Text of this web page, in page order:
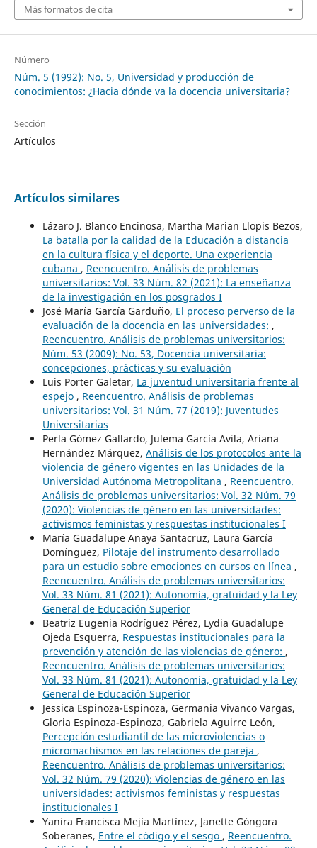
Más formatos de cita
Número
Núm. 5 (1992): No. 5, Universidad y producción de
conocimientos: ¿Hacia dónde va la docencia universitaria?
Sección
Artículos
Artículos similares
Lázaro J. Blanco Encinosa, Martha Marian Llopis Bezos,
La batalla por la calidad de la Educación a distancia
en la cultura física y el deporte. Una experiencia
cubana , Reencuentro. Análisis de problemas
universitarios: Vol. 33 Núm. 82 (2021): La enseñanza
de la investigación en los posgrados I
José María García Garduño, El proceso perverso de la
evaluación de la docencia en las universidades: ,
Reencuentro. Análisis de problemas universitarios:
Núm. 53 (2009): No. 53, Docencia universitaria:
concepciones, prácticas y su evaluación
Luis Porter Galetar, La juventud universitaria frente al
espejo , Reencuentro. Análisis de problemas
universitarios: Vol. 31 Núm. 77 (2019): Juventudes
Universitarias
Perla Gómez Gallardo, Julema García Avila, Ariana
Hernández Márquez, Análisis de los protocolos ante la
violencia de género vigentes en las Unidades de la
Universidad Autónoma Metropolitana , Reencuentro.
Análisis de problemas universitarios: Vol. 32 Núm. 79
(2020): Violencias de género en las universidades:
activismos feministas y respuestas institucionales I
María Guadalupe Anaya Santacruz, Laura García
Domínguez, Pilotaje del instrumento desarrollado
para un estudio sobre emociones en cursos en línea ,
Reencuentro. Análisis de problemas universitarios:
Vol. 33 Núm. 81 (2021): Autonomía, gratuidad y la Ley
General de Educación Superior
Beatriz Eugenia Rodríguez Pérez, Lydia Guadalupe
Ojeda Esquerra, Respuestas institucionales para la
prevención y atención de las violencias de género: ,
Reencuentro. Análisis de problemas universitarios:
Vol. 33 Núm. 81 (2021): Autonomía, gratuidad y la Ley
General de Educación Superior
Jessica Espinoza-Espinoza, Germania Vivanco Vargas,
Gloria Espinoza-Espinoza, Gabriela Aguirre León,
Percepción estudiantil de las microviolencias o
micromachismos en las relaciones de pareja ,
Reencuentro. Análisis de problemas universitarios:
Vol. 32 Núm. 79 (2020): Violencias de género en las
universidades: activismos feministas y respuestas
institucionales I
Yanira Francisca Mejía Martínez, Janette Góngora
Soberanes, Entre el código y el sesgo , Reencuentro.